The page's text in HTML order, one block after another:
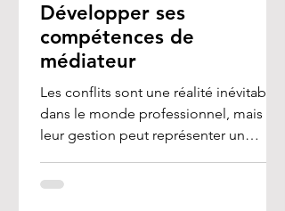
Développer ses
compétences de
médiateur
Les conflits sont une réalité inévitable
dans le monde professionnel, mais
leur gestion peut représenter un